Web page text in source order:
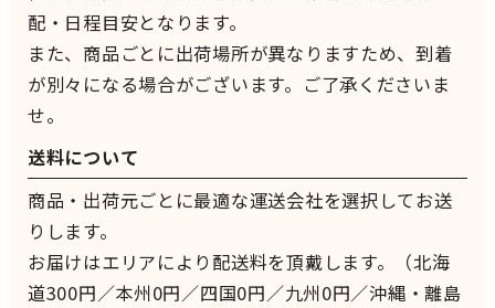
配・日程目安となります。
また、商品ごとに出荷場所が異なりますため、到着
が別々になる場合がございます。ご了承くださいま
せ。
送料について
商品・出荷元ごとに最適な運送会社を選択してお送
りします。
お届けはエリアにより配送料を頂戴します。（北海
道300円／本州0円／四国0円／九州0円／沖縄・離島